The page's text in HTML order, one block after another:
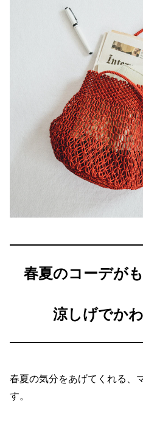
春夏のコーデが
涼しげでか
春夏の気分をあげてくれる、
す。